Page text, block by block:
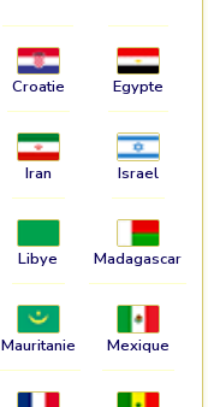
Croatie Egypte
Iran Israel
Libye Madagascar
Mauritanie Mexique